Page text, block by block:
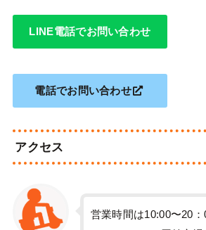
LINE電話でお問い合わせ
電話でお問い合わせ
アクセス
営業時間は10:00〜20：